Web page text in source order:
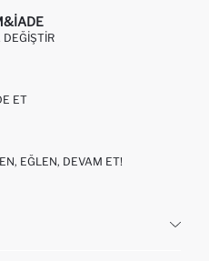
ET
EĞLEN, DEVAM ET!